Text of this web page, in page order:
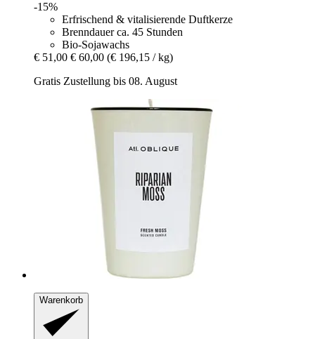
-15%
Erfrischend & vitalisierende Duftkerze
Brenndauer ca. 45 Stunden
Bio-Sojawachs
€ 51,00 € 60,00 (€ 196,15 / kg)
Gratis Zustellung bis 08. August
Warenkorb